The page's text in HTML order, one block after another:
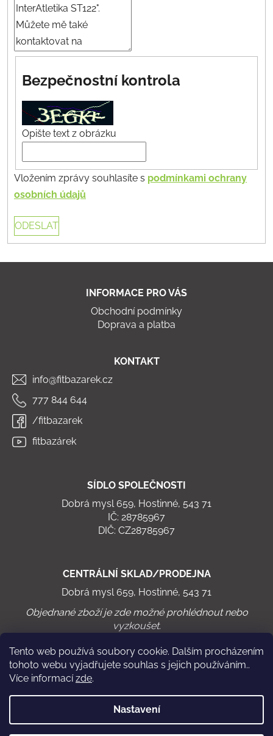
Tento web používá soubory cookie. Dalším procházením
tohoto webu vyjadřujete souhlas s jejich používáním..
Více informacízde.
Nastavení
Bezpečnostní kontrola
Opište text z obrázku
Vložením zprávy souhlasíte s podmínkami ochrany
osobních údajů
ODESLAT
INFORMACE PRO VÁS
Obchodní podmínky
Doprava a platba
KONTAKT
info@fitbazarek.cz
777 844 644
/fitbazarek
fitbazárek
SÍDLO SPOLEČNOSTI
Dobrá mysl 659, Hostinné, 543 71
IČ: 28785967
DIČ: CZ28785967
CENTRÁLNÍ SKLAD/PRODEJNA
Dobrá mysl 659, Hostinné, 543 71
Objednané zboží je zde možné prohlédnout nebo
vyzkoušet.